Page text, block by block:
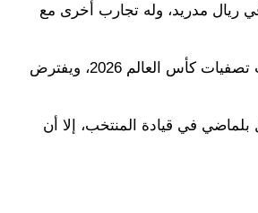
ريال مدريد، وله تجارب أخرى مع
وعلى مدار العام الأخير، كان الحارس ألكسيس قندوز هو الأساسي للمنتخب الجزائري في أغلب مباريات تصفيات كأس العالم 2026، ويفترض
في قيادة المنتخب، إلا أن